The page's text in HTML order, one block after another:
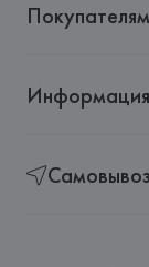
Покупателям
Информация